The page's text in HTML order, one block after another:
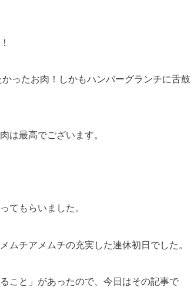
ったお肉！しかもハンバーグランチに舌鼓
は最高でございます。
てもらいました。
ムチアメムチの充実した連休初日でした。
こと」があったので、今日はその記事で